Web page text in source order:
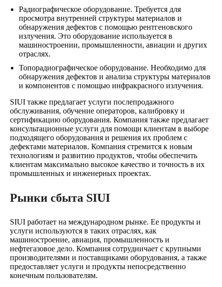
Радиографическое оборудование. Требуется для
просмотра внутренней структуры материалов и
обнаружения дефектов с помощью рентгеновского
излучения. Это оборудование используется в
машиностроении, промышленности, авиации и других
отраслях.
Топорадиографическое оборудование. Необходимо для
обнаружения дефектов и анализа структуры материалов
и компонентов с помощью инфракрасного излучения.
SIUI также предлагает услуги послепродажного
обслуживания, обучение операторов, калибровку и
сертификацию оборудования. Компания также предлагает
консультационные услуги для помощи клиентам в выборе
подходящего оборудования и решения их проблем с
дефектами материалов. Компания стремится к новым
технологиям и развитию продуктов, чтобы обеспечить
клиентам максимально высокое качество и точность в их
промышленных и инженерных проектах.
Рынки сбыта SIUI
SIUI работает на международном рынке. Ее продукты и
услуги используются в таких отраслях, как
машиностроение, авиация, промышленность и
нефтегазовое дело. Компания сотрудничает с крупными
производителями и поставщиками оборудования, а также
предоставляет услуги и продукты непосредственно
конечным пользователям.